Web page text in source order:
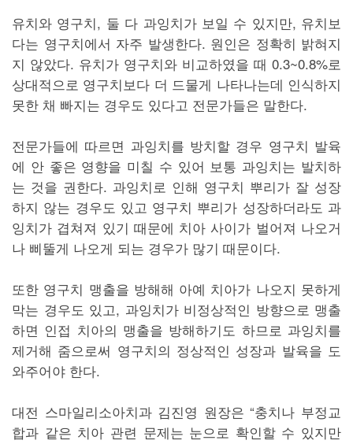
유치와 영구치, 둘 다 과잉치가 보일 수 있지만, 유치보
다는 영구치에서 자주 발생한다. 원인은 정확히 밝혀지
지 않았다. 유치가 영구치와 비교하였을 때 0.3~0.8%로
상대적으로 영구치보다 더 드물게 나타나는데 인식하지
못한 채 빠지는 경우도 있다고 전문가들은 말한다.
전문가들에 따르면 과잉치를 방치할 경우 영구치 발육
에 안 좋은 영향을 미칠 수 있어 보통 과잉치는 발치하
는 것을 권한다. 과잉치로 인해 영구치 뿌리가 잘 성장
하지 않는 경우도 있고 영구치 뿌리가 성장하더라도 과
잉치가 겹쳐져 있기 때문에 치아 사이가 벌어져 나오거
나 삐뚤게 나오게 되는 경우가 많기 때문이다.
또한 영구치 맹출을 방해해 아예 치아가 나오지 못하게
막는 경우도 있고, 과잉치가 비정상적인 방향으로 맹출
하면 인접 치아의 맹출을 방해하기도 하므로 과잉치를
제거해 줌으로써 영구치의 정상적인 성장과 발육을 도
와주어야 한다.
대전 스마일리소아치과 김진영 원장은 “충치나 부정교
합과 같은 치아 관련 문제는 눈으로 확인할 수 있지만